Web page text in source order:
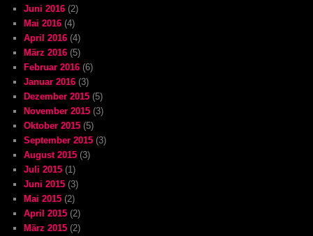
Juni 2016 (2)
Mai 2016 (4)
April 2016 (4)
März 2016 (5)
Februar 2016 (6)
Januar 2016 (3)
Dezember 2015 (5)
November 2015 (3)
Oktober 2015 (5)
September 2015 (3)
August 2015 (3)
Juli 2015 (1)
Juni 2015 (3)
Mai 2015 (2)
April 2015 (2)
März 2015 (2)